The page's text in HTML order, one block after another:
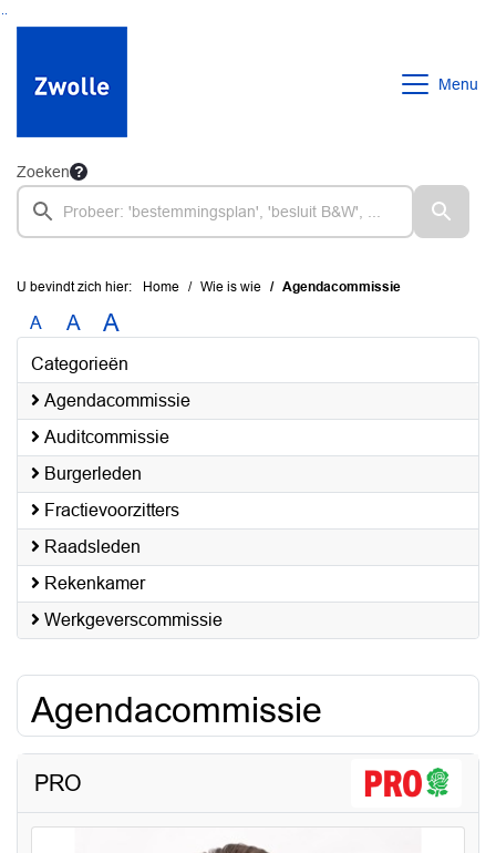
Ga naar de inhoud van deze pagina
Ga naar het zoeken
Ga naar het menu
Menu
Zoeken
U bevindt zich hier: Home Wie is wie Agendacommissie
A A A
Categorieën
Agendacommissie
Auditcommissie
Burgerleden
Fractievoorzitters
Raadsleden
Rekenkamer
Werkgeverscommissie
Agendacommissie
PRO